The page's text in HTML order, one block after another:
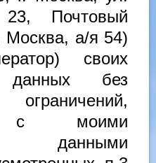
Почтовый
Москва, а/я 54)
своих
данных без
с моими
данными